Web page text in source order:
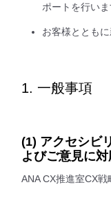
ポートを行いま
お客様ととも
1. 一般事項
(1) アクセシビ
よびご意見に
ANA CX推進室CX